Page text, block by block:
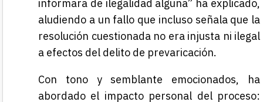
informara de ilegalidad alguna” ha explicado,
aludiendo a un fallo que incluso señala que la
resolución cuestionada no era injusta ni ilegal
a efectos del delito de prevaricación.
Con tono y semblante emocionados, ha
abordado el impacto personal del proceso: